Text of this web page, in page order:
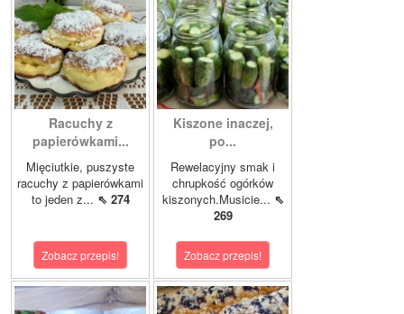
Racuchy z
papierówkami...
Mięciutkie, puszyste
racuchy z papierówkami
to jeden z... ⇖ 274
Zobacz przepis!
Kiszone inaczej,
po...
Rewelacyjny smak i
chrupkość ogórków
kiszonych.Musicie... ⇖
269
Zobacz przepis!